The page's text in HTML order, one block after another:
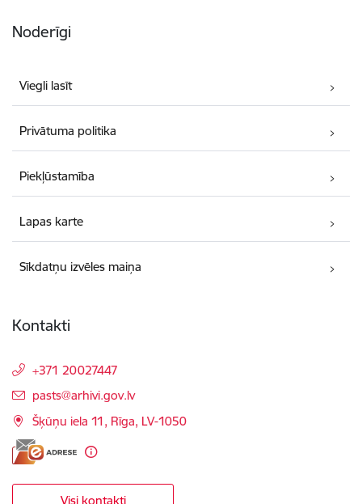
Noderīgi
Viegli lasīt
Privātuma politika
Piekļūstamība
Lapas karte
Sīkdatņu izvēles maiņa
Kontakti
+371 20027447
E-pasts:
pasts@arhivi.gov.lv
Šķūņu iela 11, Rīga, LV-1050
Visi kontakti